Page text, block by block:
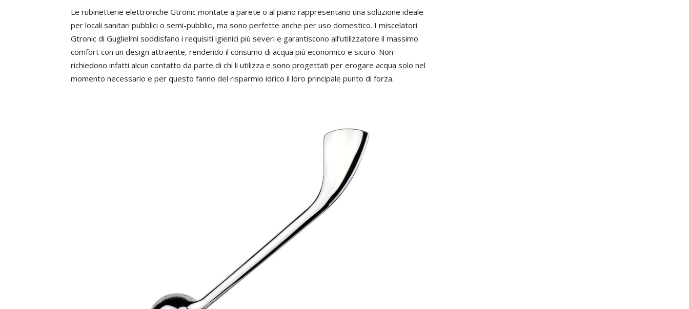
Le rubinetterie elettroniche Gtronic montate a parete o al piano rappresentano una soluzione ideale
per locali sanitari pubblici o semi-pubblici, ma sono perfette anche per uso domestico. I miscelatori
Gtronic di Guglielmi soddisfano i requisiti igienici più severi e garantiscono all’utilizzatore il massimo
comfort con un design attraente, rendendo il consumo di acqua più economico e sicuro. Non
richiedono infatti alcun contatto da parte di chi li utilizza e sono progettati per erogare acqua solo nel
momento necessario e per questo fanno del risparmio idrico il loro principale punto di forza.